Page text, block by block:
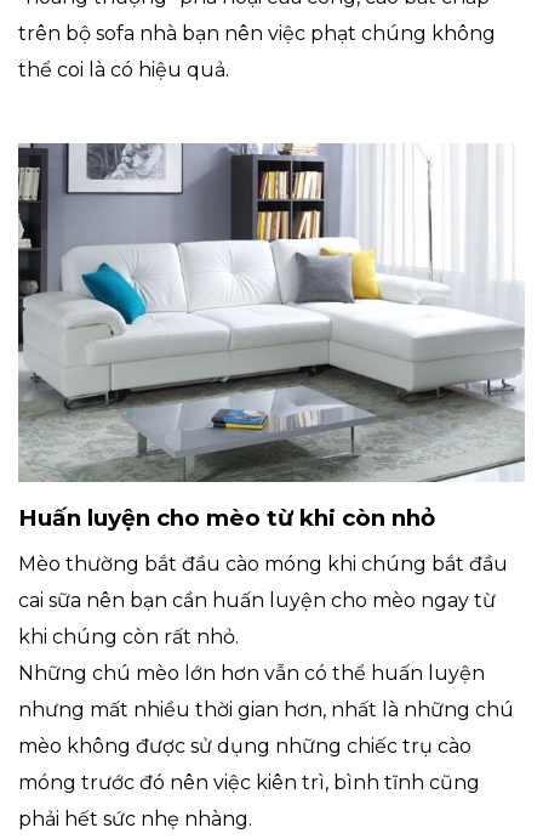
trên bộ sofa nhà bạn nên việc phạt chúng không
thể coi là có hiệu quả.
Huấn luyện cho mèo từ khi còn nhỏ
Mèo thường bắt đầu cào móng khi chúng bắt đầu
cai sữa nên bạn cần huấn luyện cho mèo ngay từ
khi chúng còn rất nhỏ.
Những chú mèo lớn hơn vẫn có thể huấn luyện
nhưng mất nhiều thời gian hơn, nhất là những chú
mèo không được sử dụng những chiếc trụ cào
móng trước đó nên việc kiên trì, bình tĩnh cũng
phải hết sức nhẹ nhàng.